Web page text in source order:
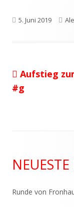
Veröffentlicht
5. Juni 2019
Vorheriger
Beitrag:
Aufstieg
#g
Runde von